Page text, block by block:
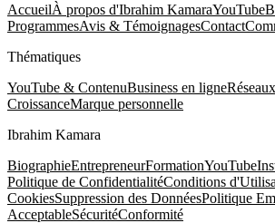
AccueilÀ propos d'Ibrahim KamaraYouTube
ProgrammesAvis & TémoignagesContact
Thématiques
YouTube & ContenuBusiness en ligne
CroissanceMarque personnelle
Ibrahim Kamara
BiographieEntrepreneurFormationYouTube
Politique de ConfidentialitéConditions
CookiesSuppression des DonnéesPolitique
AcceptableSécuritéConformité